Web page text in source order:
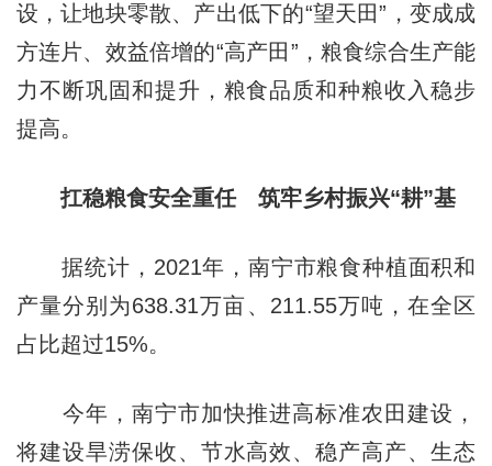
设，让地块零散、产出低下的“望天田”，变成成
方连片、效益倍增的“高产田”，粮食综合生产能
力不断巩固和提升，粮食品质和种粮收入稳步
提高。
扛稳粮食安全重任 筑牢乡村振兴“耕”基
据统计，2021年，南宁市粮食种植面积和
产量分别为638.31万亩、211.55万吨，在全区
占比超过15%。
今年，南宁市加快推进高标准农田建设，
将建设旱涝保收、节水高效、稳产高产、生态